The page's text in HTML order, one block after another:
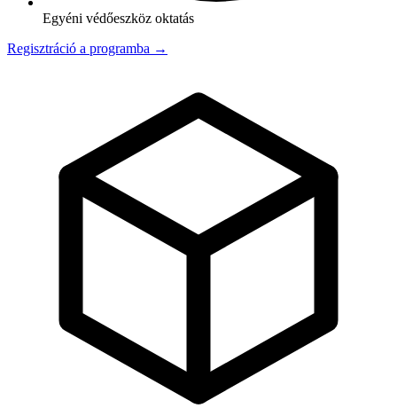
Egyéni védőeszköz oktatás
Regisztráció a programba →